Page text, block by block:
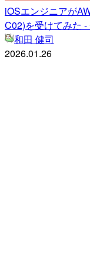
iOSエンジニアが
C02)を受けてみた
和田 健司
2026.01.26